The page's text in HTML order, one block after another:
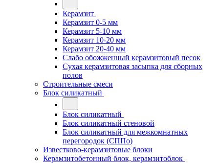
Керамзит
Керамзит 0-5 мм
Керамзит 5-10 мм
Керамзит 10-20 мм
Керамзит 20-40 мм
Слабо обожженный керамзитовый песок
Сухая керамзитовая засыпка для сборных
полов
Строительные смеси
Блок силикатный
Блок силикатный
Блок силикатный стеновой
Блок силикатный для межкомнатных
перегородок (СППо)
Известково-керамзитовые блоки
Керамзитобетонный блок, керамзитоблок